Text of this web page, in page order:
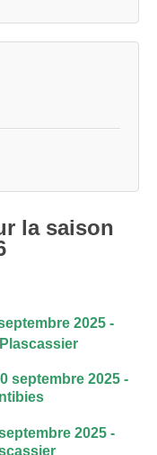
la saison
2025 -
septembre 2025 -
2025 -